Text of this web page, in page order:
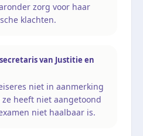
zorg voor haar
klachten.
van Justitie en
niet in aanmerking
heeft niet aangetoond
niet haalbaar is.